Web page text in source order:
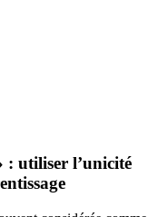
: utiliser l’unicité